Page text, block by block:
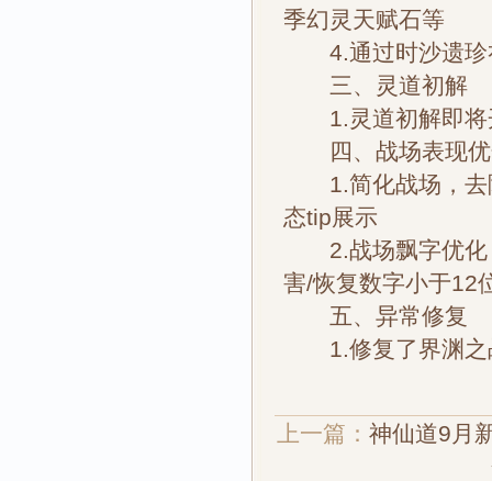
季幻灵天赋石等
4.通过时沙遗珍
三、灵道初解
1.灵道初解即将
四、战场表现优
1.简化战场，去
态tip展示
2.战场飘字优化
害/恢复数字小于12
五、异常修复
1.修复了界渊之
上一篇： 神仙道9月